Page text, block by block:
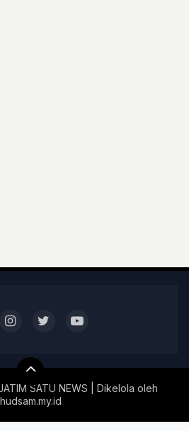
SATU NEWS | Dikelola oleh
hudsam.my.id